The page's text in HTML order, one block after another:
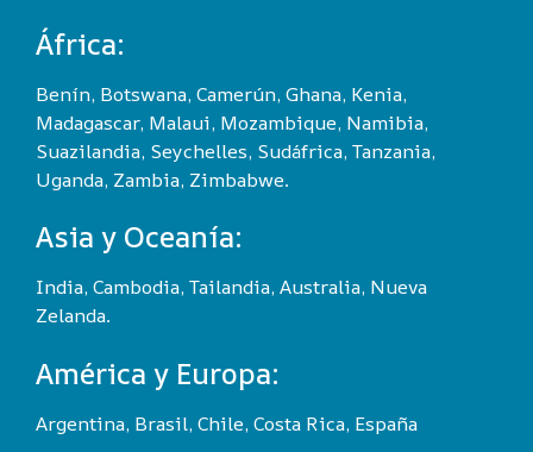
África:
Benín, Botswana, Camerún, Ghana, Kenia,
Madagascar, Malaui, Mozambique, Namibia,
Suazilandia, Seychelles, Sudáfrica, Tanzania,
Uganda, Zambia, Zimbabwe.
Asia y Oceanía:
India, Cambodia, Tailandia, Australia, Nueva
Zelanda.
América y Europa:
Argentina, Brasil, Chile, Costa Rica, España